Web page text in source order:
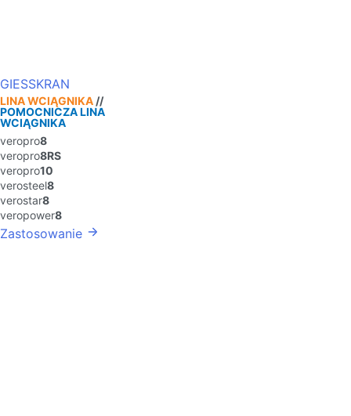
GIESSKRAN
LINA WCIĄGNIKA //
POMOCNICZA LINA
WCIĄGNIKA
veropro8
veropro8RS
veropro10
verosteel8
verostar8
veropower8
Zastosowanie